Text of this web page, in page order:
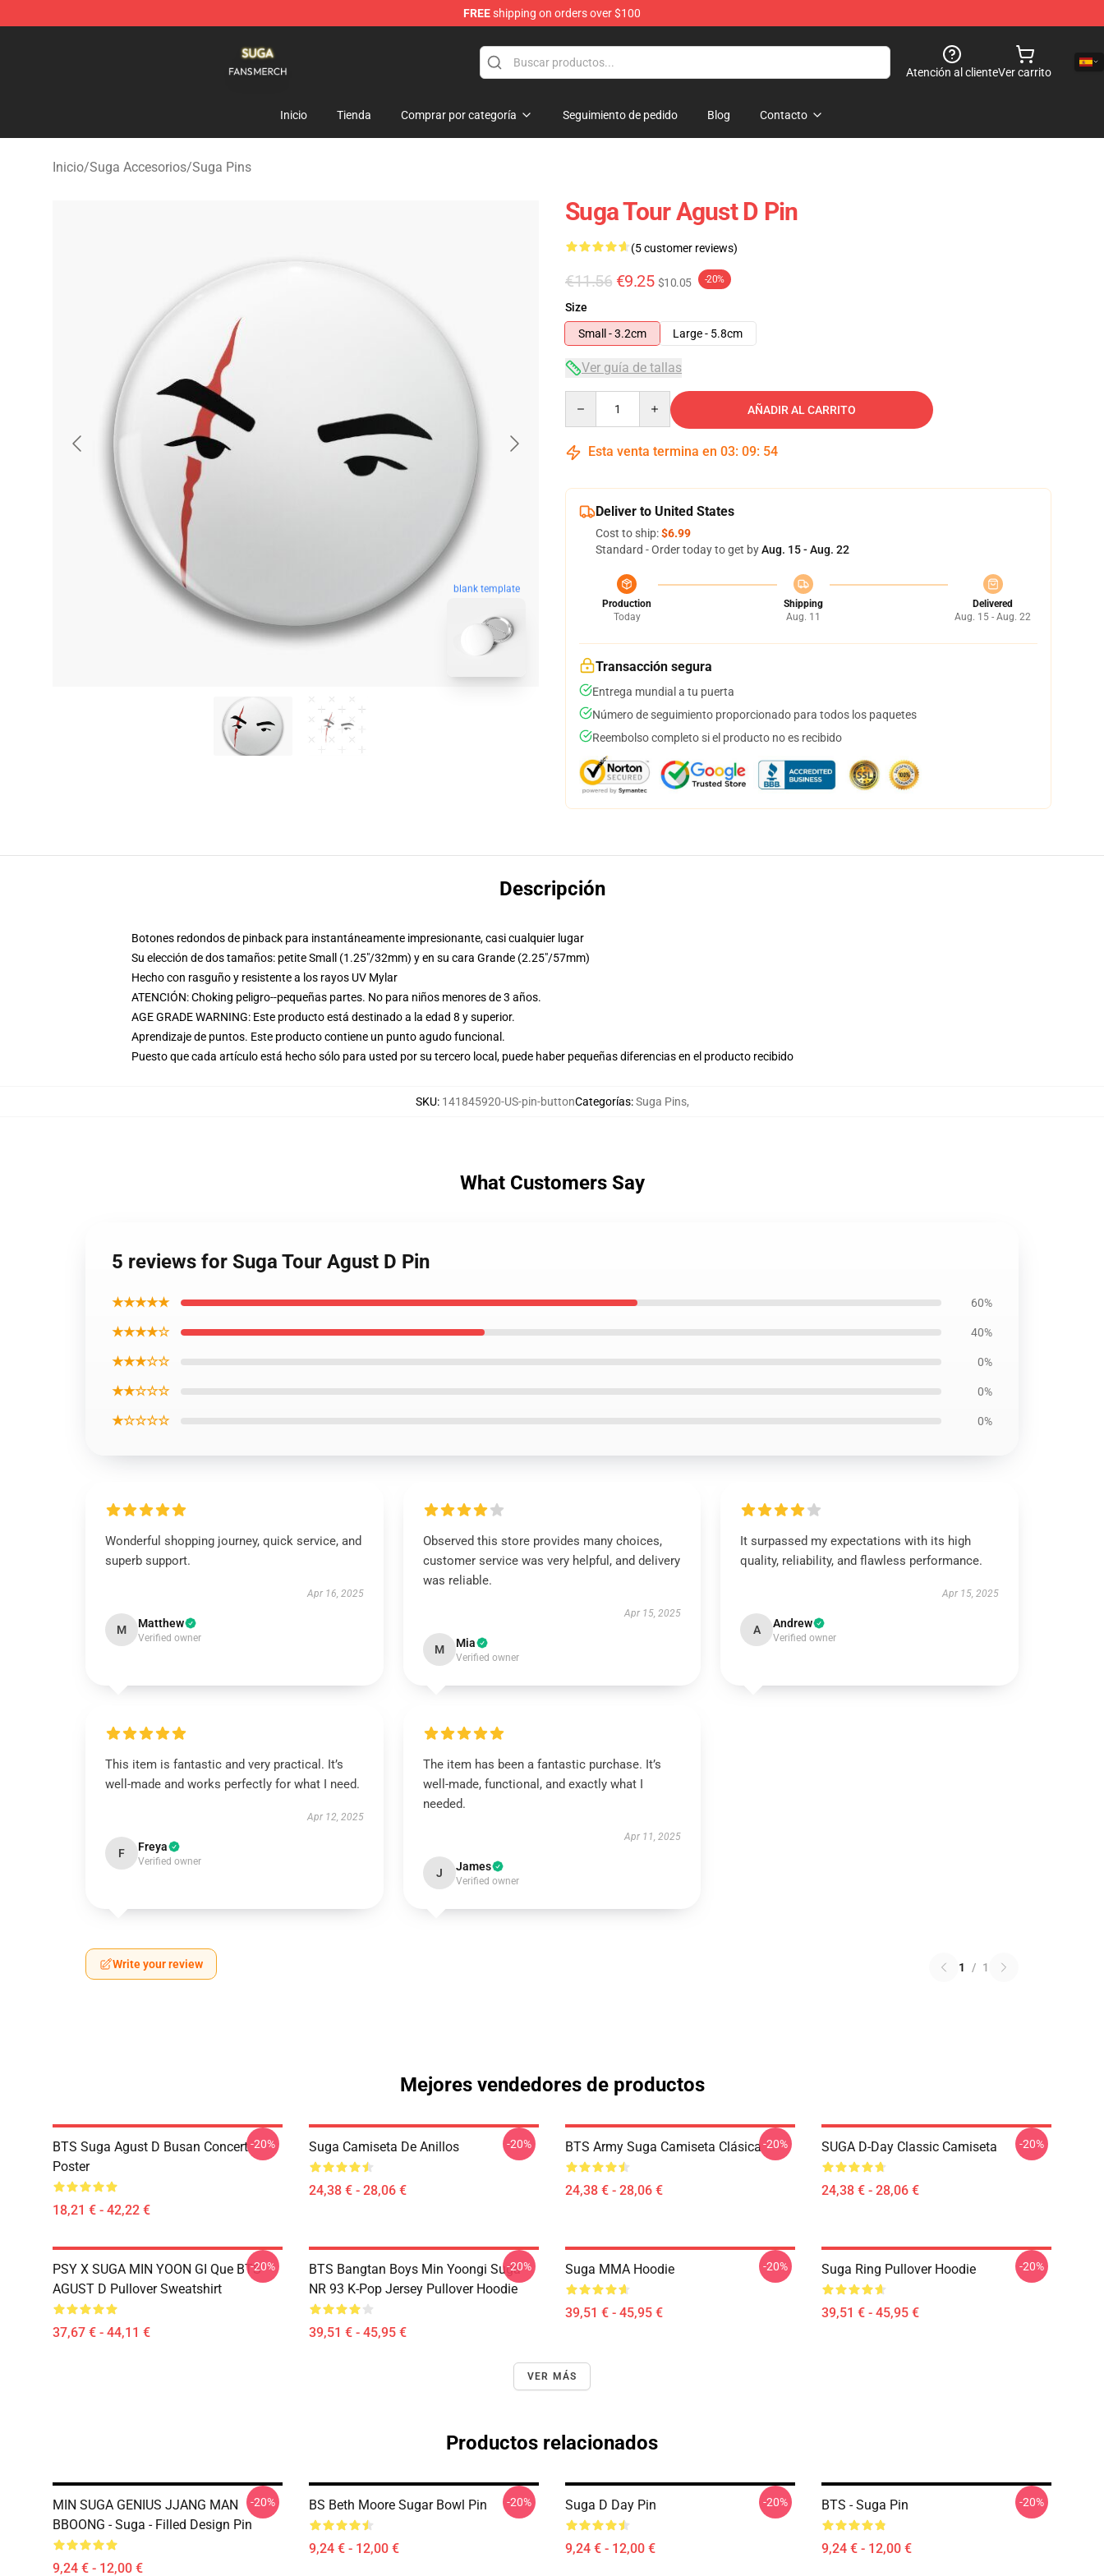
FREEshipping on orders over $100
Atención al clienteVer carrito
Inicio Tienda Comprar por categoría Seguimiento de pedido Blog Contacto
Inicio/Suga Accesorios/Suga Pins
blank template
Suga Tour Agust D Pin
(5 customer reviews)
€11.56 €9.25 $10.05 -20%
Size
Small - 3.2cm
Large - 5.8cm
Ver guía de tallas
AÑADIR AL CARRITO
Esta venta termina en 03: 09: 53
Deliver to United States
Cost to ship:$6.99
Standard - Order today to get byAug. 15 - Aug. 22
Production
Today
Shipping
Aug. 11
Delivered
Aug. 15 - Aug. 22
Transacción segura
Entrega mundial a tu puerta
Número de seguimiento proporcionado para todos los paquetes
Reembolso completo si el producto no es recibido
Descripción
Botones redondos de pinback para instantáneamente impresionante, casi cualquier lugar
Su elección de dos tamaños: petite Small (1.25"/32mm) y en su cara Grande (2.25"/57mm)
Hecho con rasguño y resistente a los rayos UV Mylar
ATENCIÓN: Choking peligro--pequeñas partes. No para niños menores de 3 años.
AGE GRADE WARNING: Este producto está destinado a la edad 8 y superior.
Aprendizaje de puntos. Este producto contiene un punto agudo funcional.
Puesto que cada artículo está hecho sólo para usted por su tercero local, puede haber pequeñas diferencias en el producto recibido
SKU: 141845920-US-pin-buttonCategorías:Suga Pins,
What Customers Say
5 reviews for Suga Tour Agust D Pin
★★★★★ 60%
★★★★☆ 40%
★★★☆☆ 0%
★★☆☆☆ 0%
★☆☆☆☆ 0%
Wonderful shopping journey, quick service, and
superb support.
Apr 16, 2025
M Matthew
Verified owner
Observed this store provides many choices,
customer service was very helpful, and delivery
was reliable.
Apr 15, 2025
M Mia
Verified owner
It surpassed my expectations with its high
quality, reliability, and flawless performance.
Apr 15, 2025
A Andrew
Verified owner
This item is fantastic and very practical. It’s
well-made and works perfectly for what I need.
Apr 12, 2025
F Freya
Verified owner
The item has been a fantastic purchase. It’s
well-made, functional, and exactly what I
needed.
Apr 11, 2025
J James
Verified owner
Write your review 1 / 1
Mejores vendedores de productos
BTS Suga Agust D Busan Concert
Poster
18,21 € - 42,22 €
-20% Suga Camiseta De Anillos
24,38 € - 28,06 €
-20% BTS Army Suga Camiseta Clásica
24,38 € - 28,06 €
-20% SUGA D-Day Classic Camiseta
24,38 € - 28,06 €
-20%
PSY X SUGA MIN YOON GI Que BTS
AGUST D Pullover Sweatshirt
37,67 € - 44,11 €
-20%
BTS Bangtan Boys Min Yoongi Suga
NR 93 K-Pop Jersey Pullover Hoodie
39,51 € - 45,95 €
-20% Suga MMA Hoodie
39,51 € - 45,95 €
-20% Suga Ring Pullover Hoodie
39,51 € - 45,95 €
-20%
VER MÁS
Productos relacionados
MIN SUGA GENIUS JJANG MAN
BBOONG - Suga - Filled Design Pin
9,24 € - 12,00 €
-20% BS Beth Moore Sugar Bowl Pin
9,24 € - 12,00 €
-20% Suga D Day Pin
9,24 € - 12,00 €
-20% BTS - Suga Pin
9,24 € - 12,00 €
-20%